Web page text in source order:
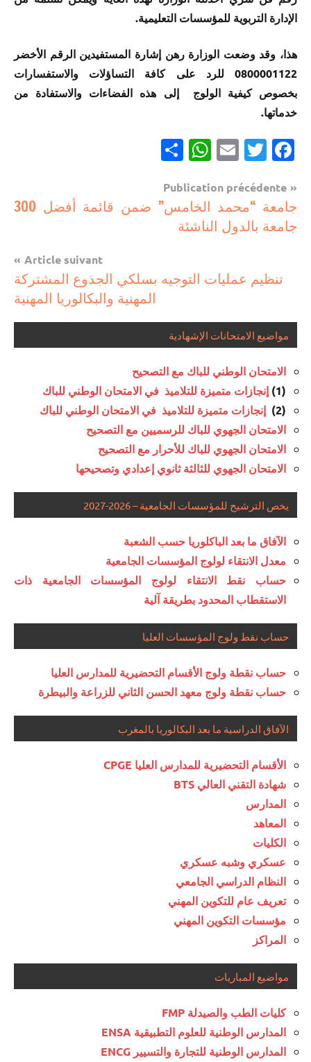
الإدارة التربوية للمؤسسات التعليمية.
هذا، وقد وضعت الوزارة رهن إشارة المستفيدين الرقم الأخضر
0800001122 للرد على كافة التساؤلات والاستفسارات
بخصوص كيفية الولوج إلى هذه الفضاءات والاستفادة من
خدماتها.
Facebook
Twitter
Email
WhatsApp
مستجدات
تربوية
Navigation
de
l’article
Publication précédente
جامعة “محمد الخامس” ضمن قائمة أفضل 300
جامعة بالدول الناشئة
Article suivant
تنظيم عمليات التوجيه بسلكي الجذوع المشتركة
المهنية والبكالوريا المهنية
مواضيع الامتحانات الإشهادية
الامتحان الوطني للباك مع التصحيح
(1)
إنجازات متميزة للتلاميذ في الامتحان الوطني للباك
(2)
إنجازات متميزة للتلاميذ في الامتحان الوطني للباك
الامتحان الجهوي للباك للرسميين مع التصحيح
الامتحان الجهوي للباك للأحرار مع التصحيح
الامتحان الجهوي للثالثة ثانوي إعدادي وتصحيحها
يخص الترشيح للمؤسسات الجامعية – 2026-2027
الآفاق ما بعد الباكلوريا حسب الشعبة
معدل الانتقاء لولوج المؤسسات الجامعية
حساب نقط الانتقاء لولوج المؤسسات الجامعية ذات
الاستقطاب المحدود بطريقة آلية
حساب نقط ولوج المؤسسات العليا
حساب نقطة ولوج الأقسام التحضيرية للمدارس العليا
حساب نقطة ولوج معهد الحسن الثاني للزراعة والبيطرة
الآفاق الدراسية ما بعد البكالوريا بالمغرب
الأقسام التحضيرية للمدارس العليا CPGE
شهادة التقني العالي BTS
المدارس
المعاهد
الكليات
عسكري وشبه عسكري
النظام الدراسي الجامعي
تعريف عام للتكوين المهني
مؤسسات التكوين المهني
المراكز
مواضيع المباريات
كليات الطب والصيدلة FMP
المدارس الوطنية للعلوم التطبيقية ENSA
المدارس الوطنية للتجارة والتسيير ENCG